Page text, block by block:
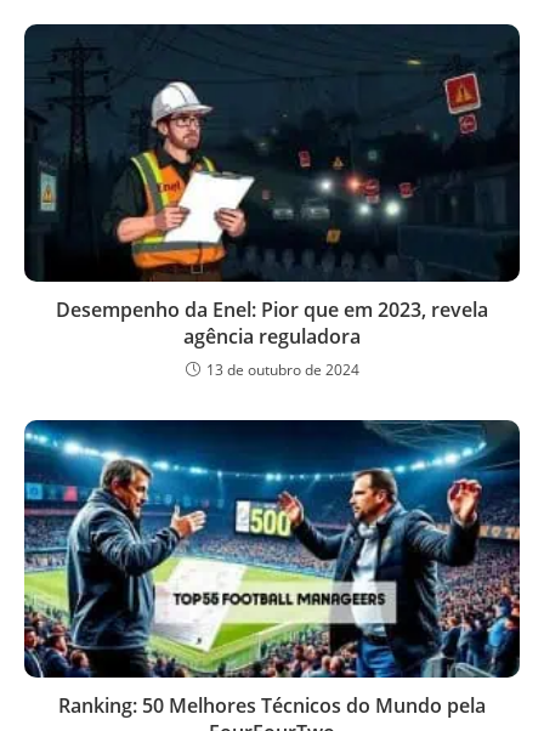
Desempenho da Enel: Pior que em 2023, revela
agência reguladora
13 de outubro de 2024
Ranking: 50 Melhores Técnicos do Mundo pela